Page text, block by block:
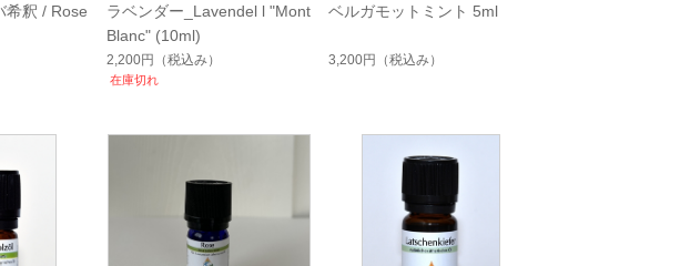
希釈 / Rose
ラベンダー_Lavendel l "Mont
Blanc" (10ml)
2,200円 （税込み）
在庫切れ
ベルガモットミント 5ml
3,200円 （税込み）